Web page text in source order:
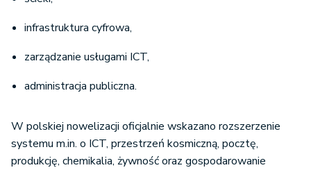
infrastruktura cyfrowa,
zarządzanie usługami ICT,
administracja publiczna.
W polskiej nowelizacji oficjalnie wskazano rozszerzenie
systemu m.in. o ICT, przestrzeń kosmiczną, pocztę,
produkcję, chemikalia, żywność oraz gospodarowanie